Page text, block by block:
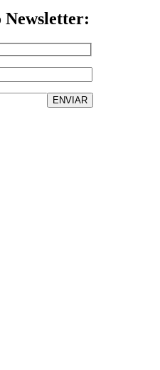
Newsletter: